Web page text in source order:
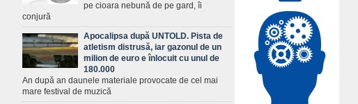
pe cioara nebună de pe gard, îi
conjură
Apocalipsa după UNTOLD. Pista de
atletism distrusă, iar gazonul de un
milion de euro e înlocuit cu unul de
180.000
An după an daunele materiale provocate de cel mai
mare festival de muzică